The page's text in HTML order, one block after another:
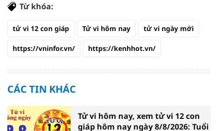
Từ khóa:
tử vi 12 con giáp Tử vi hôm nay tử vi ngày mới
https://vninfor.vn/ https://kenhhot.vn/
CÁC TIN KHÁC
Tử vi hôm nay, xem tử vi 12 con
giáp hôm nay ngày 8/8/2026: Tuổi